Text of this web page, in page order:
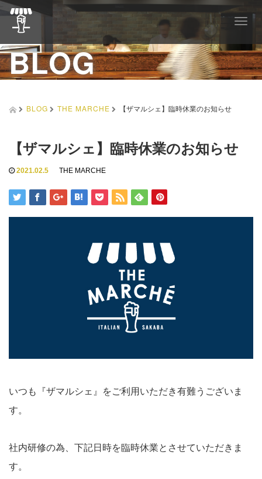
T
g
g
l
e
BLOG
BLOG THE MARCHE 【ザマルシェ】臨時休業のお知らせ
【ザマルシェ】臨時休業のお知らせ
2021.02.5 THE MARCHE
いつも『ザマルシェ』をご利用いただき有難うございま
す。
社内研修の為、下記日時を臨時休業とさせていただきま
す。